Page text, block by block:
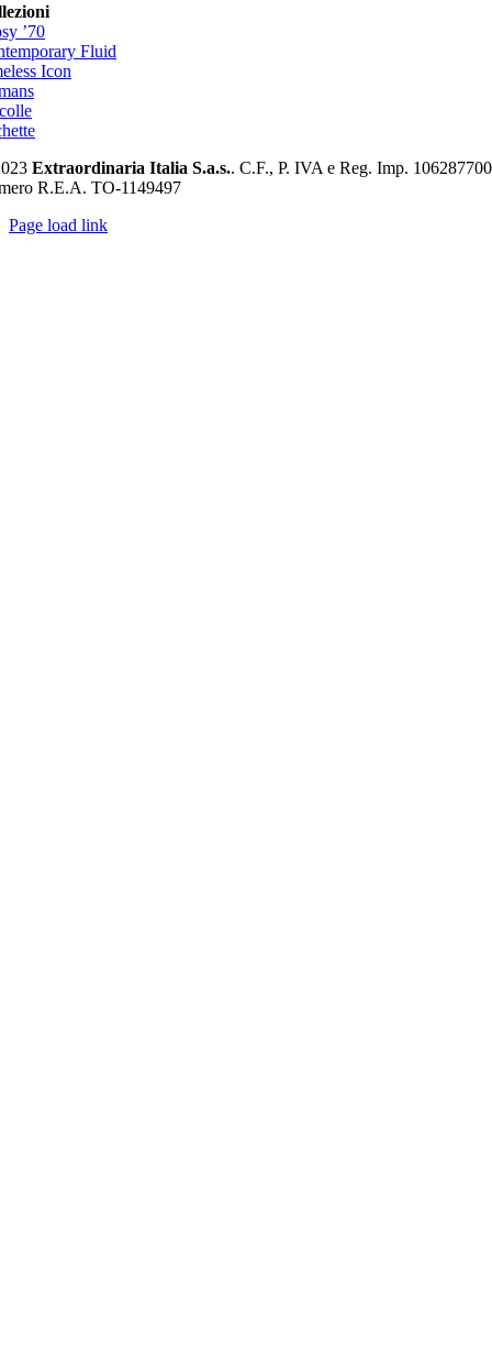
’70
Fluid
Icon
Extraordinaria Italia S.a.s.. C.F., P. IVA e Reg. Imp.
R.E.A. TO-1149497
Page load link